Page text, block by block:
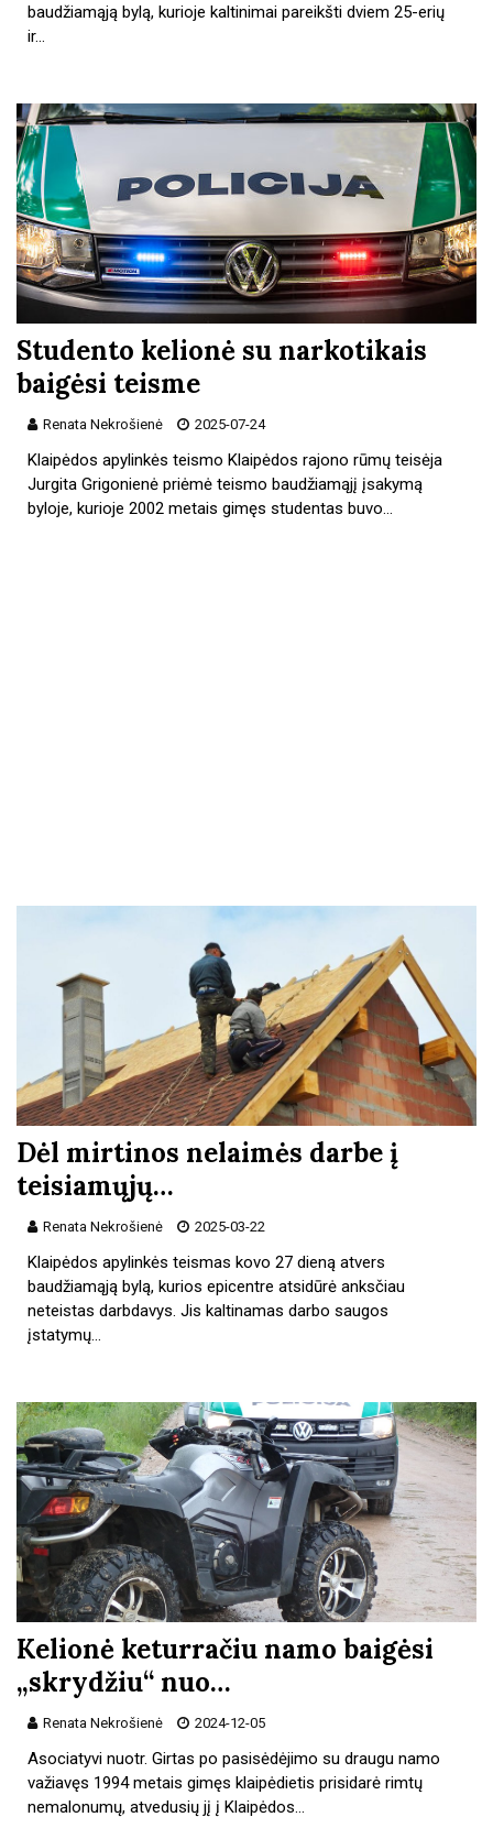
baudžiamąją bylą, kurioje kaltinimai pareikšti dviem 25-erių
ir…
Studento kelionė su narkotikais
baigėsi teisme
Renata Nekrošienė 2025-07-24
Klaipėdos apylinkės teismo Klaipėdos rajono rūmų teisėja
Jurgita Grigonienė priėmė teismo baudžiamąjį įsakymą
byloje, kurioje 2002 metais gimęs studentas buvo…
Dėl mirtinos nelaimės darbe į
teisiamųjų…
Renata Nekrošienė 2025-03-22
Klaipėdos apylinkės teismas kovo 27 dieną atvers
baudžiamąją bylą, kurios epicentre atsidūrė anksčiau
neteistas darbdavys. Jis kaltinamas darbo saugos
įstatymų…
Kelionė keturračiu namo baigėsi
„skrydžiu“ nuo…
Renata Nekrošienė 2024-12-05
Asociatyvi nuotr. Girtas po pasisėdėjimo su draugu namo
važiavęs 1994 metais gimęs klaipėdietis prisidarė rimtų
nemalonumų, atvedusių jį į Klaipėdos…